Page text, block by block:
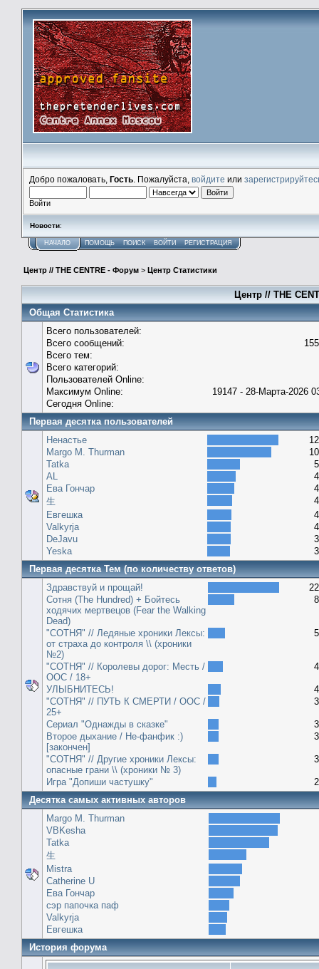
Добро пожаловать, Гость . Пожалуйста, войдите или
Войти
Новости:
НАЧАЛО ПОМОЩЬ ПОИСК ВОЙТИ РЕГИСТРАЦИЯ
Центр // THE CENTRE - Форум > Центр Статистики
Центр // THE
Общая Статистика
Всего пользователей:
Всего сообщений:
Всего тем:
Всего категорий:
Пользователей Online:
Максимум Online:
19147 - 28-Марта-2026
Сегодня Online:
Первая десятка пользователей
Ненастье
Margo M. Thurman
Tatka
AL
Ева Гончар
生
Евгешка
Valkyrja
DeJavu
Yeska
Первая десятка Тем (по количеству ответов)
Здравствуй и прощай!
Сотня (The Hundred) + Бойтесь
ходячих мертвецов (Fear the Walking
Dead)
"СОТНЯ" // Ледяные хроники Лексы:
от страха до контроля \\ (хроники
№2)
"СОТНЯ" // Королевы дорог: Месть /
ООС / 18+
УЛЫБНИТЕСЬ!
"СОТНЯ" // ПУТЬ К СМЕРТИ / ООС /
25+
Сериал "Однажды в сказке"
Второе дыхание / Не-фанфик :)
[закончен]
"СОТНЯ" // Другие хроники Лексы:
опасные грани \\ (хроники № 3)
Игра "Допиши частушку"
Десятка самых активных авторов
Margo M. Thurman
VBKesha
Tatka
生
Mistra
Catherine U
Ева Гончар
сэр папочка паф
Valkyrja
Евгешка
История форума